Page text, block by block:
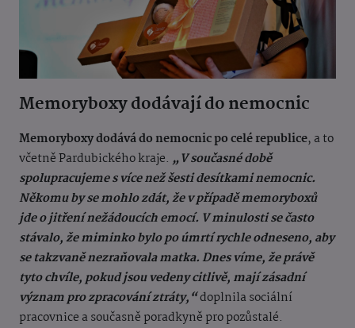
Memoryboxy dodávají do nemocnic
Memoryboxy dodává do nemocnic po celé republice, a to
včetně Pardubického kraje. „V současné době
spolupracujeme s více než šesti desítkami nemocnic.
Někomu by se mohlo zdát, že v případě memoryboxů
jde o jitření nežádoucích emocí. V minulosti se často
stávalo, že miminko bylo po úmrtí rychle odneseno, aby
se takzvaně nezraňovala matka. Dnes víme, že právě
tyto chvíle, pokud jsou vedeny citlivě, mají zásadní
význam pro zpracování ztráty,“doplnila sociální
pracovnice a současně poradkyně pro pozůstalé.